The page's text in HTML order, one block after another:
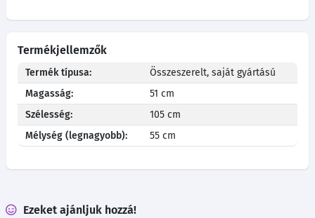
Termékjellemzők
Termék típusa:
Összeszerelt, saját gyártású
Magasság:
51 cm
Szélesség:
105 cm
Mélység (legnagyobb):
55 cm
Ezeket ajánljuk hozzá!